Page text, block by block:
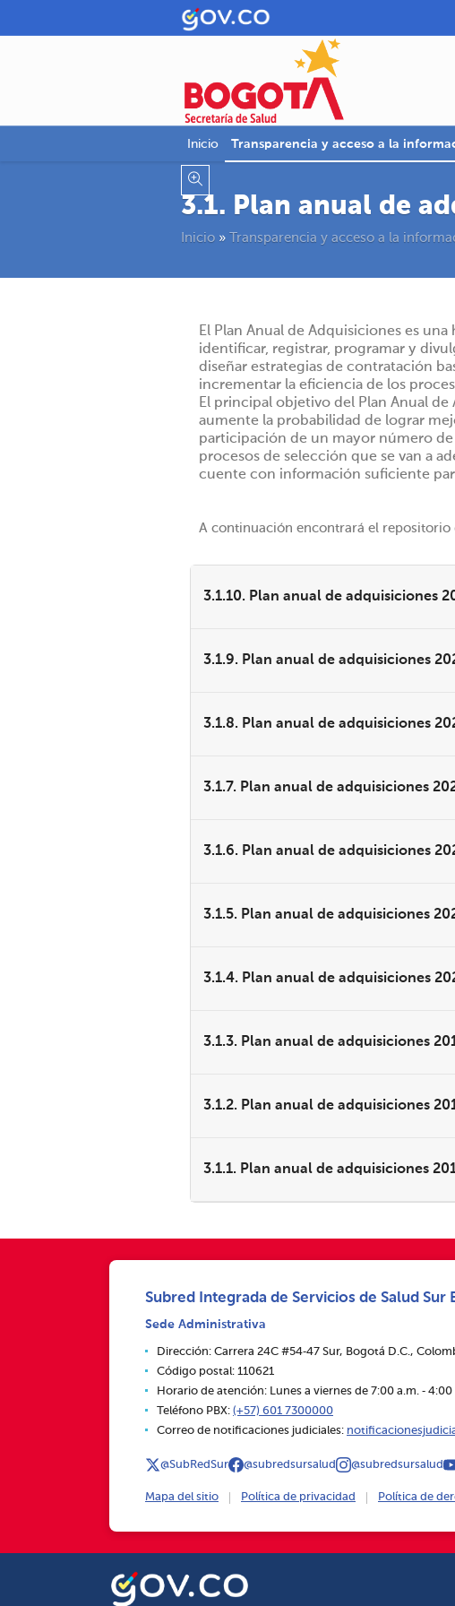
Inicio Transparencia y acceso a la
3.1. Plan anual de
Inicio » Transparencia y acceso a la
El Plan Anual de Adquisiciones es
identificar, registrar, programar y
diseñar estrategias de contratación
incrementar la eficiencia de los
El principal objetivo del Plan Anual
aumente la probabilidad de lograr
participación de un mayor número
procesos de selección que se van a
cuente con información suficiente
A continuación encontrará el repositorio
3.1.10. Plan anual de adquisiciones
3.1.9. Plan anual de adquisiciones
3.1.8. Plan anual de adquisiciones
3.1.7. Plan anual de adquisiciones
3.1.6. Plan anual de adquisiciones
3.1.5. Plan anual de adquisiciones
3.1.4. Plan anual de adquisiciones
3.1.3. Plan anual de adquisiciones
3.1.2. Plan anual de adquisiciones
3.1.1. Plan anual de adquisiciones
Subred Integrada de Servicios de Salud Sur
Sede Administrativa
Dirección: Carrera 24C #54‑47 Sur, Bogotá D.C.,
Código postal: 110621
Horario de atención: Lunes a viernes de 7:00 a.m. ‑ 4:00
Teléfono PBX: (+57) 601 7300000
Correo de notificaciones judiciales:
@SubRedSur @subredsursalud @subredsursalud
Mapa del sitio Política de privacidad Política de